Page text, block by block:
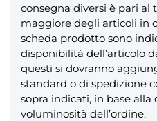
consegna diversi è pari al
maggiore degli articoli in
scheda prodotto sono
disponibilità dell’articolo
questi si dovranno
standard o di spedizione
sopra indicati, in base alla
voluminosità dell’ordine.